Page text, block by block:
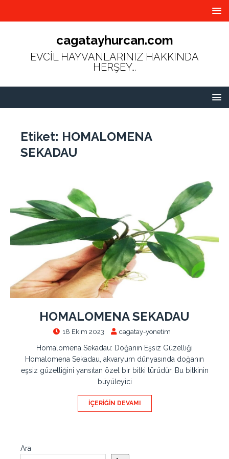
cagatayhurcan.com
EVCİL HAYVANLARINIZ HAKKINDA
HERŞEY...
Etiket: HOMALOMENA
SEKADAU
HOMALOMENA SEKADAU
18 Ekim 2023 cagatay-yonetim
Homalomena Sekadau: Doğanın Eşsiz Güzelliği
Homalomena Sekadau, akvaryum dünyasında doğanın
eşsiz güzelliğini yansıtan özel bir bitki türüdür. Bu bitkinin
büyüleyici
İÇERIĞIN DEVAMI
Ara